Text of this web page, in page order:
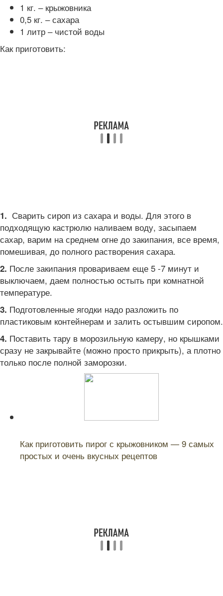
1 кг. – крыжовника
0,5 кг. – сахара
1 литр – чистой воды
Как приготовить:
1. Сварить сироп из сахара и воды. Для этого в
подходящую кастрюлю наливаем воду, засыпаем
сахар, варим на среднем огне до закипания, все время,
помешивая, до полного растворения сахара.
2. После закипания провариваем еще 5 -7 минут и
выключаем, даем полностью остыть при комнатной
температуре.
3. Подготовленные ягодки надо разложить по
пластиковым контейнерам и залить остывшим сиропом.
4. Поставить тару в морозильную камеру, но крышками
сразу не закрывайте (можно просто прикрыть), а плотно
только после полной заморозки.
Как приготовить пирог с крыжовником — 9 самых
простых и очень вкусных рецептов